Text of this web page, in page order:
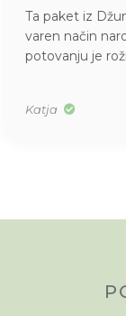
Juhej, danes
skrbno
citrusih (moja
Alenka